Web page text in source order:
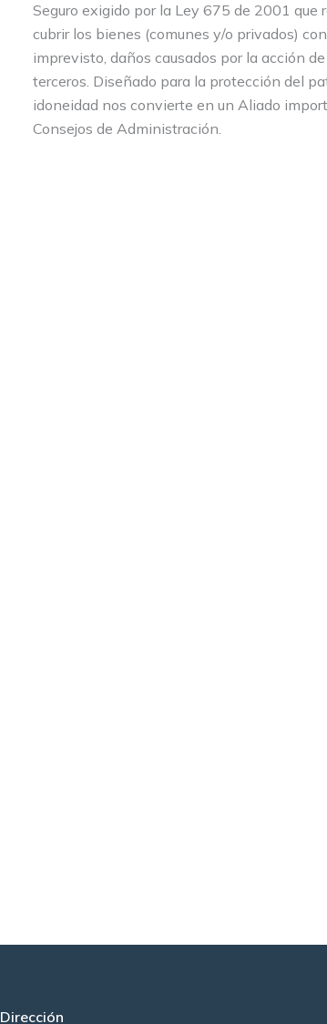
Seguro exigido por la Ley 675 de 2001 que
cubrir los bienes (comunes y/o privados)
imprevisto, daños causados por la acción
terceros. Diseñado para la protección del
idoneidad nos convierte en un Aliado
Consejos de Administración.
Dirección